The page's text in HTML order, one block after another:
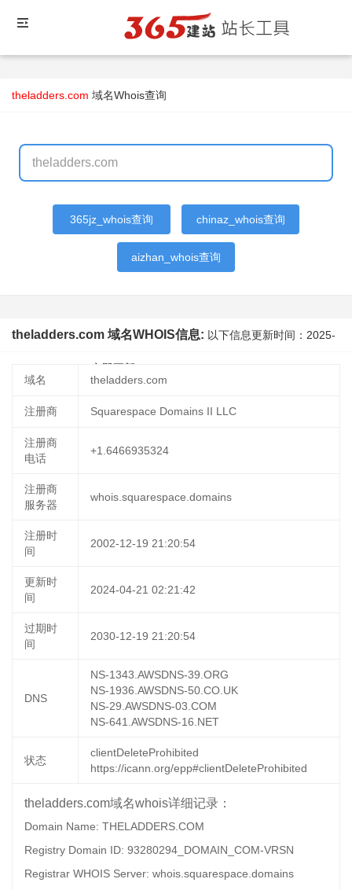
theladders.com 域名Whois查询
365jz_whois查询 chinaz_whois查询
aizhan_whois查询
theladders.com 域名WHOIS信息: 以下信息更新时间： 2025-
立即更新
域名
theladders.com
注册商 Squarespace Domains II LLC
注册商
电话
+1.6466935324
注册商
服务器
whois.squarespace.domains
注册时
间
2002-12-19 21:20:54
更新时
间
2024-04-21 02:21:42
过期时
间
2030-12-19 21:20:54
DNS
NS-1343.AWSDNS-39.ORG
NS-1936.AWSDNS-50.CO.UK
NS-29.AWSDNS-03.COM
NS-641.AWSDNS-16.NET
状态
clientDeleteProhibited
https://icann.org/epp#clientDeleteProhibited
theladders.com域名whois详细记录：
Domain Name: THELADDERS.COM
Registry Domain ID: 93280294_DOMAIN_COM-VRSN
Registrar WHOIS Server: whois.squarespace.domains